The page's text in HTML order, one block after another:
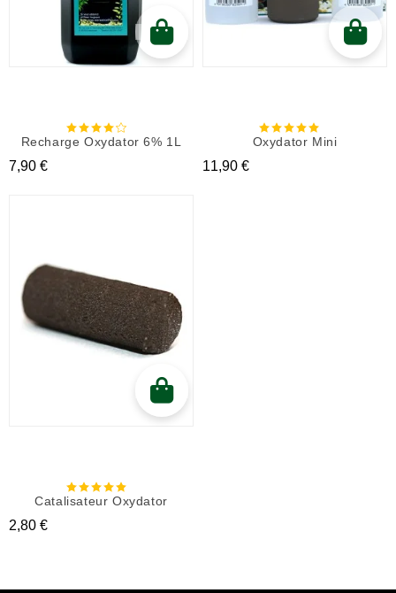
Recharge Oxydator 6% 1L
Prix
7,90 €
Oxydator Mini
Prix
11,90 €
Catalisateur Oxydator
Prix
2,80 €